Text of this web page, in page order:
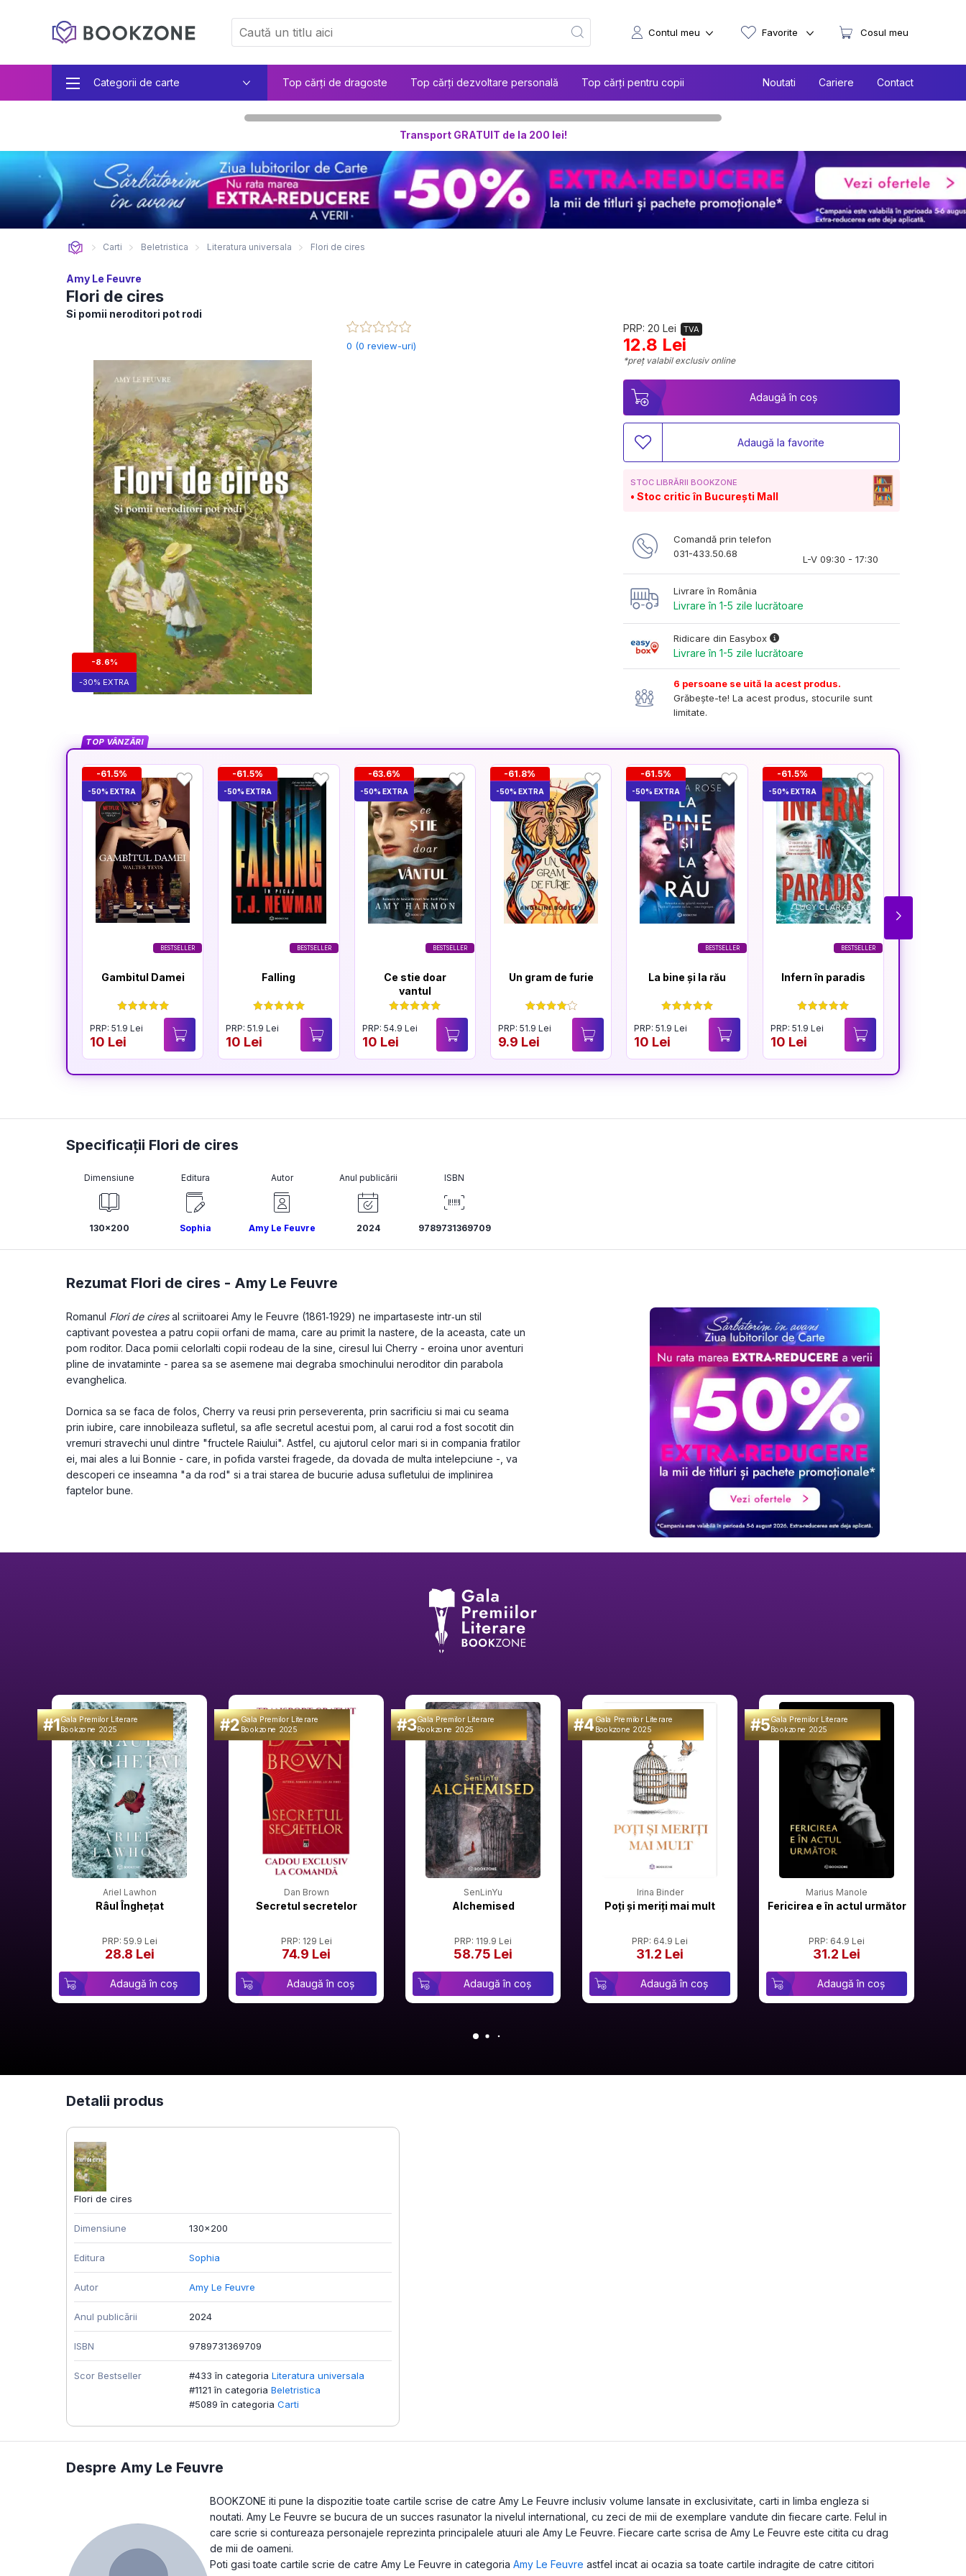
Categorii de carte Top cărți de dragoste Top cărți dezvoltare personală Top cărți pentru copii Noutati Cariere Contact
Contul meu Favorite Cosul meu
Transport GRATUIT de la 200 lei!
Carti Beletristica Literatura universala Flori de cires
Amy Le Feuvre
Flori de cires
Si pomii neroditori pot rodi
-8.6%
-30% EXTRA
0 (0 review-uri)
PRP: 20 Lei TVA
12.8 Lei
*preț valabil exclusiv online
Adaugă în coș
Adaugă la favorite
STOC LIBRĂRII BOOKZONE
Stoc critic în București Mall
Comandă prin telefon
031-433.50.68
L-V 09:30 - 17:30
Livrare în România
Livrare în 1-5 zile lucrătoare
Ridicare din Easybox
Livrare în 1-5 zile lucrătoare
6 persoane se uită la acest produs.
Grăbește-te! La acest produs, stocurile sunt
limitate.
TOP VÂNZĂRI
BESTSELLER
-61.5%
-50% EXTRA
Gambitul Damei
PRP: 51.9 Lei
10 Lei
BESTSELLER
-61.5%
-50% EXTRA
Falling
PRP: 51.9 Lei
10 Lei
BESTSELLER
-63.6%
-50% EXTRA
Ce stie doar
vantul
PRP: 54.9 Lei
10 Lei
-61.8%
-50% EXTRA
Un gram de furie
PRP: 51.9 Lei
9.9 Lei
BESTSELLER
-61.5%
-50% EXTRA
La bine și la rău
PRP: 51.9 Lei
10 Lei
BESTSELLER
-61.5%
-50% EXTRA
Infern în paradis
PRP: 51.9 Lei
10 Lei
Specificații Flori de cires
Dimensiune
130x200
Editura
Sophia
Autor
Amy Le Feuvre
Anul publicării
2024
ISBN
9789731369709
Rezumat Flori de cires - Amy Le Feuvre
Romanul Flori de cires al scriitoarei Amy le Feuvre (1861‑1929) ne impartaseste intr‑un stil
captivant povestea a patru copii orfani de mama, care au primit la nastere, de la aceasta, cate un
pom roditor. Daca pomii celorlalti copii rodeau de la sine, ciresul lui Cherry - eroina unor aventuri
pline de invataminte - parea sa se asemene mai degraba smochinului neroditor din parabola
evanghelica.
Dornica sa se faca de folos, Cherry va reusi prin perseverenta, prin sacrificiu si mai cu seama
prin iubire, care innobileaza sufletul, sa afle secretul acestui pom, al carui rod a fost socotit din
vremuri stravechi unul dintre "fructele Raiului". Astfel, cu ajutorul celor mari si in compania fratilor
ei, mai ales a lui Bonnie - care, in pofida varstei fragede, da dovada de multa intelepciune -, va
descoperi ce inseamna "a da rod" si a trai starea de bucurie adusa sufletului de implinirea
faptelor bune.
#1Gala Premilor Literare
Bookzone 2025
Ariel Lawhon
Râul Înghețat
PRP: 59.9 Lei
28.8 Lei
Adaugă în coș
#2Gala Premilor Literare
Bookzone 2025
Dan Brown
Secretul secretelor
PRP: 129 Lei
74.9 Lei
Adaugă în coș
#3Gala Premilor Literare
Bookzone 2025
SenLinYu
Alchemised
PRP: 119.9 Lei
58.75 Lei
Adaugă în coș
#4Gala Premilor Literare
Bookzone 2025
Irina Binder
Poți și meriți mai mult
PRP: 64.9 Lei
31.2 Lei
Adaugă în coș
#5Gala Premilor Literare
Bookzone 2025
Marius Manole
Fericirea e în actul următor
PRP: 64.9 Lei
31.2 Lei
Adaugă în coș
Detalii produs
Flori de cires
Dimensiune 130x200
Editura Sophia
Autor Amy Le Feuvre
Anul publicării 2024
ISBN 9789731369709
Scor Bestseller #433 în categoria Literatura universala
#1121 în categoria Beletristica
#5089 în categoria Carti
Despre Amy Le Feuvre
BOOKZONE iti pune la dispozitie toate cartile scrise de catre Amy Le Feuvre inclusiv volume lansate in exclusivitate, carti in limba engleza si
noutati. Amy Le Feuvre se bucura de un succes rasunator la nivelul international, cu zeci de mii de exemplare vandute din fiecare carte. Felul in
care scrie si contureaza personajele reprezinta principalele atuuri ale Amy Le Feuvre. Fiecare carte scrisa de Amy Le Feuvre este citita cu drag
de mii de oameni.
Poti gasi toate cartile scrie de catre Amy Le Feuvre in categoria Amy Le Feuvre astfel incat ai ocazia sa toate cartile indragite de catre cititori